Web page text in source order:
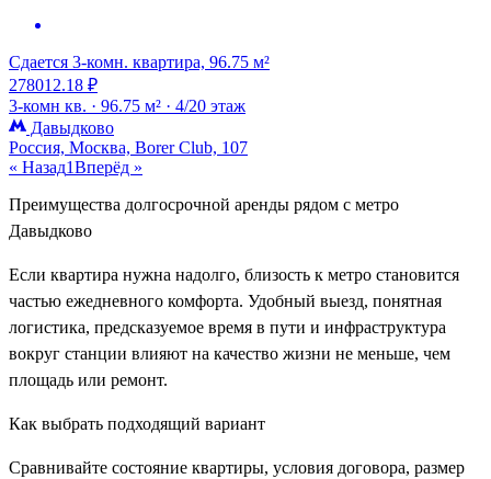
Сдается 3-комн. квартира, 96.75 м²
278012.18 ₽
3-комн кв. · 96.75 м² · 4/20 этаж
Давыдково
Россия, Москва, Borer Club, 107
« Назад1Вперёд »
Преимущества долгосрочной аренды рядом с метро
Давыдково
Если квартира нужна надолго, близость к метро становится
частью ежедневного комфорта. Удобный выезд, понятная
логистика, предсказуемое время в пути и инфраструктура
вокруг станции влияют на качество жизни не меньше, чем
площадь или ремонт.
Как выбрать подходящий вариант
Сравнивайте состояние квартиры, условия договора, размер